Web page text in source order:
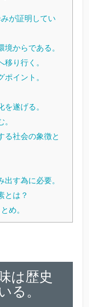
が証明してい
からである。
り行く。
イント。
遂げる。
る社会の象徴と
す為に必要。
とは？
め。
は歴史
る。